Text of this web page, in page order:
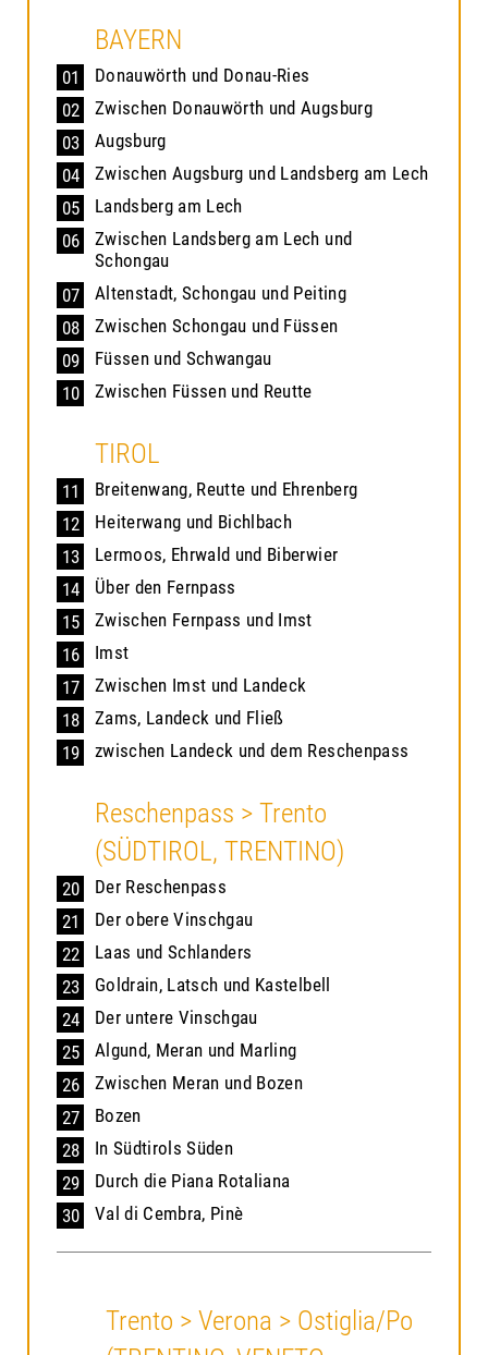
BAYERN
01
Donauwörth und Donau-Ries
02
Zwischen Donauwörth und Augsburg
03
Augsburg
04
Zwischen Augsburg und Landsberg am Lech
05
Landsberg am Lech
06
Zwischen Landsberg am Lech und
Schongau
07
Altenstadt, Schongau und Peiting
08
Zwischen Schongau und Füssen
09
Füssen und Schwangau
10
Zwischen Füssen und Reutte
TIROL
11
Breitenwang, Reutte und Ehrenberg
12
Heiterwang und Bichlbach
13
Lermoos, Ehrwald und Biberwier
14
Über den Fernpass
15
Zwischen Fernpass und Imst
16
Imst
17
Zwischen Imst und Landeck
18
Zams, Landeck und Fließ
19
zwischen Landeck und dem Reschenpass
Reschenpass > Trento
(SÜDTIROL, TRENTINO)
20
Der Reschenpass
21
Der obere Vinschgau
22
Laas und Schlanders
23
Goldrain, Latsch und Kastelbell
24
Der untere Vinschgau
25
Algund, Meran und Marling
26
Zwischen Meran und Bozen
27
Bozen
28
In Südtirols Süden
29
Durch die Piana Rotaliana
30
Val di Cembra, Pinè
Trento > Verona > Ostiglia/Po